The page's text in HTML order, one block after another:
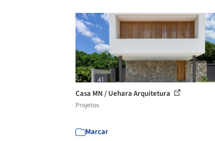
Casa MN / Uehara Arquitetura
Projetos
Marcar